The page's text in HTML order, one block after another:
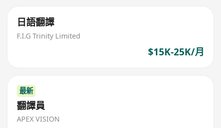
日語翻譯
F.I.G Trinity Limited
$15K-25K/月
最新
翻譯員
APEX VISION